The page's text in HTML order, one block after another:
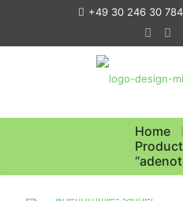
+49 30 246 30 784
Home